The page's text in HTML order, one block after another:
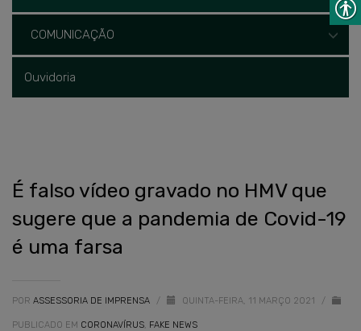
COMUNICAÇÃO
Ouvidoria
É falso vídeo gravado no HMV que
sugere que a pandemia de Covid-19
é uma farsa
POR ASSESSORIA DE IMPRENSA / QUINTA-FEIRA, 11 MARÇO 2021 /
PUBLICADO EM CORONAVÍRUS, FAKE NEWS